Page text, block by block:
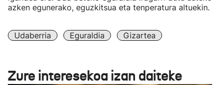
azken egunerako, eguzkitsua eta tenperatura altuekin.
Udaberria Eguraldia Gizartea
Zure interesekoa izan daiteke